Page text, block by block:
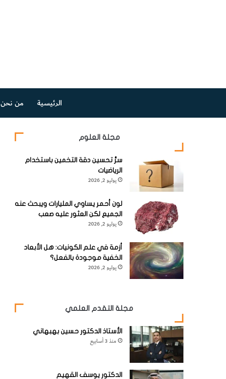
الرئيسية من نحن
مجلة العلوم
سرُّ تحسين دقة التخمين باستخدام
الرياضيات
يوليو 2, 2026
لون أحمر يساوي المليارات ويبحث عنه
الجميع لكن العثور عليه صعب
يوليو 2, 2026
أزمة في علم الكونيات: هل الأبعاد
الخفية موجودة بالفعل؟
يوليو 2, 2026
مجلة التقدم العلمي
الأستاذ الدكتور حسين بهبهاني
منذ 3 أسابيع
الدكتور يوسف القهيم